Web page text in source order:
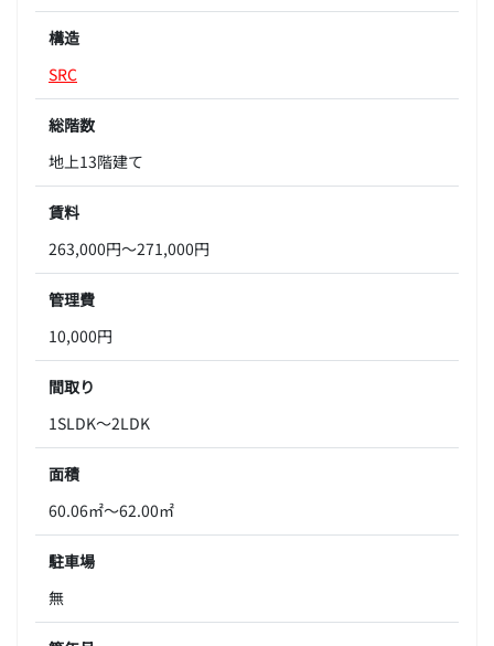
構造
SRC
総階数
地上13階建て
賃料
263,000円～271,000円
管理費
10,000円
間取り
1SLDK～2LDK
面積
60.06㎡～62.00㎡
駐車場
無